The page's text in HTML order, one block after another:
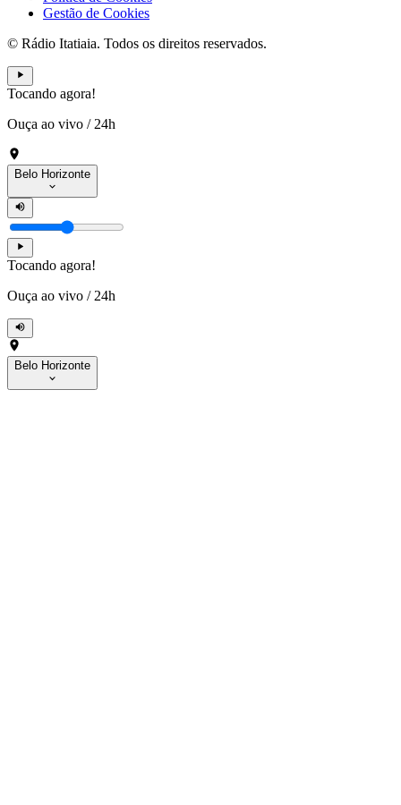
Gestão de Cookies
© Rádio Itatiaia. Todos os direitos reservados.
Tocando agora!
Ouça ao vivo / 24h
Belo Horizonte
Tocando agora!
Ouça ao vivo / 24h
Belo Horizonte